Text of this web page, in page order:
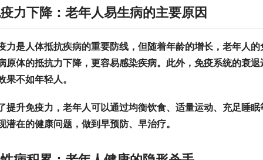
力下降：老年人易生病的主要原因
力是人体抵抗疾病的重要防线，但随着年龄的增长，老年人
原体的抵抗力下降，更容易感染疾病。此外，免疫系统的衰
果不如年轻人。
提升免疫力，老年人可以通过均衡饮食、适量运动、充足睡
潜在的健康问题，做到早预防、早治疗。